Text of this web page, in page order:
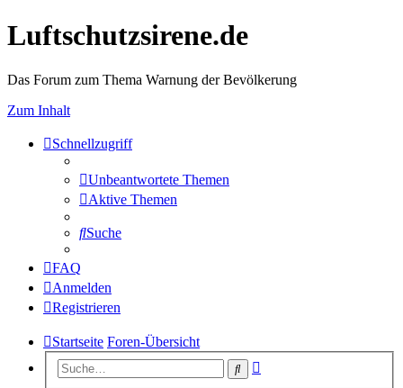
Luftschutzsirene.de
Das Forum zum Thema Warnung der Bevölkerung
Zum Inhalt
Schnellzugriff
Unbeantwortete Themen
Aktive Themen
Suche
FAQ
Anmelden
Registrieren
Startseite Foren-Übersicht
Suche